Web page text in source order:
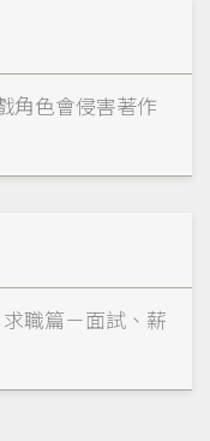
角色會侵害著作
職篇－面試、薪